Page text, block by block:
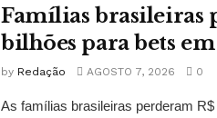
Famílias brasileiras
bilhões para bets
by Redação AGOSTO 7, 2026 0
As famílias brasileiras perderam